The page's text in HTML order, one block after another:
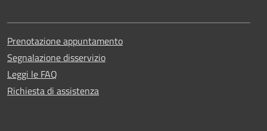
Prenotazione appuntamento
Segnalazione disservizio
Leggi le FAQ
Richiesta di assistenza